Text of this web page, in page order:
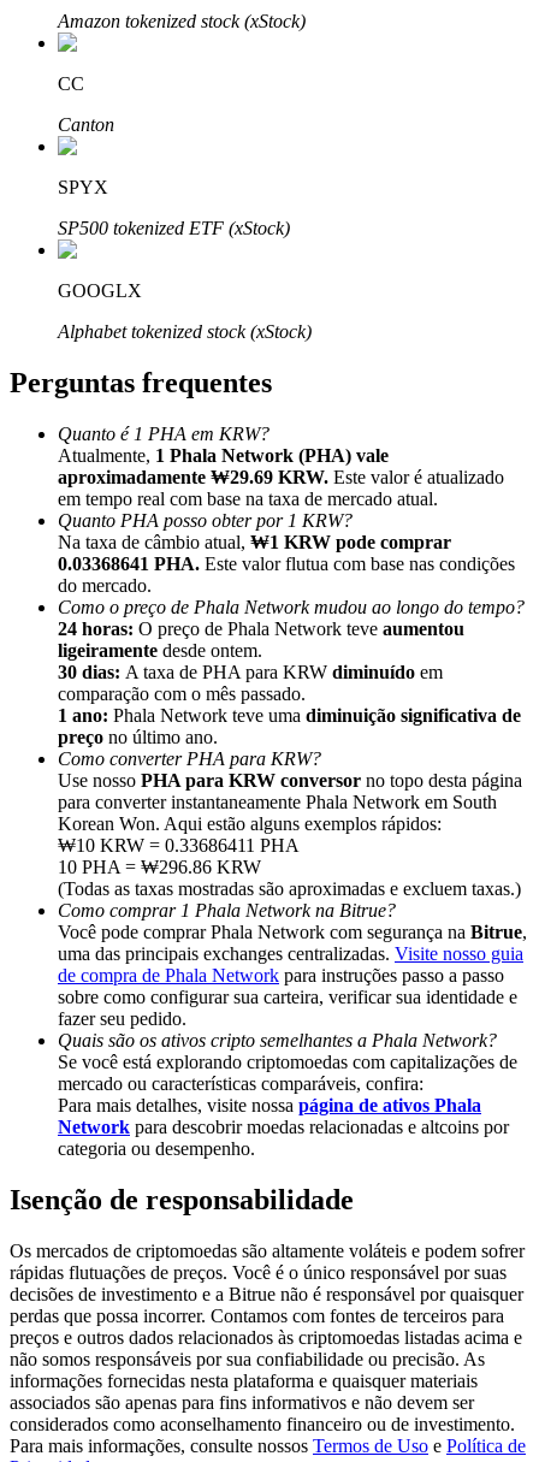
Afiliados Bitrue
Indicação
Convide um amigo para receber recompensas em dinheiro
Deposit CASHCAT & Win
Deposit CASHCAT & Win
Share 500000 CASHCAT prize pool
Exclusive for BitMart Users
Register & Trade to Win 500,000 USDT
Trade Gold & Silver · 33,333 USDT Bonus
USDT New User Exclusive 10% APR
USDT Flexible Staking | Daily Rewards
Amazon tokenized stock (xStock)
CC
Canton
SPYX
SP500 tokenized ETF (xStock)
GOOGLX
Alphabet tokenized stock (xStock)
Perguntas frequentes
Quanto é 1 PHA em KRW?
Atualmente, 1 Phala Network (PHA) vale
aproximadamente ₩29.69 KRW. Este valor é atualizado
em tempo real com base na taxa de mercado atual.
Quanto PHA posso obter por 1 KRW?
Na taxa de câmbio atual, ₩1 KRW pode comprar
0.03368641 PHA. Este valor flutua com base nas condições
do mercado.
Como o preço de Phala Network mudou ao longo do tempo?
24 horas: O preço de Phala Network teve aumentou
ligeiramente desde ontem.
30 dias: A taxa de PHA para KRW diminuído em
comparação com o mês passado.
1 ano: Phala Network teve uma diminuição significativa de
preço no último ano.
Como converter PHA para KRW?
Use nosso PHA para KRW conversor no topo desta página
para converter instantaneamente Phala Network em South
Korean Won. Aqui estão alguns exemplos rápidos:
₩10 KRW = 0.33686411 PHA
10 PHA = ₩296.86 KRW
(Todas as taxas mostradas são aproximadas e excluem taxas.)
Como comprar 1 Phala Network na Bitrue?
Você pode comprar Phala Network com segurança na Bitrue,
uma das principais exchanges centralizadas. Visite nosso guia
de compra de Phala Network para instruções passo a passo
sobre como configurar sua carteira, verificar sua identidade e
fazer seu pedido.
Quais são os ativos cripto semelhantes a Phala Network?
Se você está explorando criptomoedas com capitalizações de
mercado ou características comparáveis, confira:
Para mais detalhes, visite nossa página de ativos Phala
Network para descobrir moedas relacionadas e altcoins por
categoria ou desempenho.
Isenção de responsabilidade
Os mercados de criptomoedas são altamente voláteis e podem sofrer
rápidas flutuações de preços. Você é o único responsável por suas
decisões de investimento e a Bitrue não é responsável por quaisquer
perdas que possa incorrer. Contamos com fontes de terceiros para
preços e outros dados relacionados às criptomoedas listadas acima e
não somos responsáveis por sua confiabilidade ou precisão. As
informações fornecidas nesta plataforma e quaisquer materiais
associados são apenas para fins informativos e não devem ser
considerados como aconselhamento financeiro ou de investimento.
Para mais informações, consulte nossos Termos de Uso e Política de